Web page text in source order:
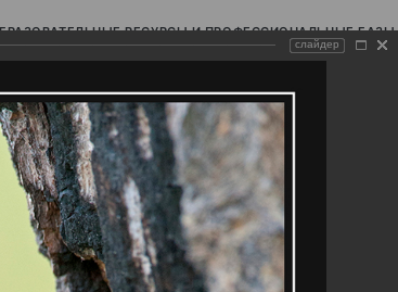
РЕСУРСЫ И ПРОФЕССИОНАЛЬНЫЕ
слайдер